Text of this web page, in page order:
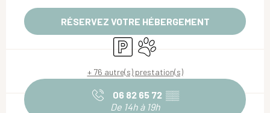
RÉSERVEZ VOTRE HÉBERGEMENT
ParkingAnimaux acceptés
+ 76 autre(s) prestation(s)
06 82 65 72 ▒▒
De 14h à 19h